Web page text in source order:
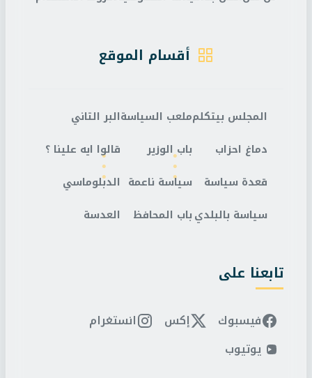
أقسام الموقع
المجلس بيتكلم
دماغ احزاب
قعدة سياسة
سياسة بالبلدي
ملعب السياسة
باب الوزير
سياسة ناعمة
باب المحافظ
البر التاني
قالوا ايه علينا ؟
الدبلوماسي
العدسة
تابعنا على
فيسبوك إكس
انستغرام
يوتيوب